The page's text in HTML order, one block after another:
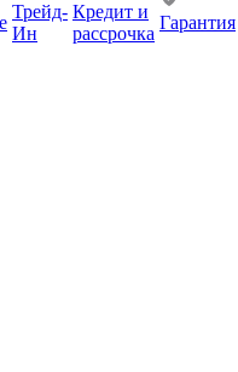
Трейд-
Ин
Кредит и
рассрочка
Гарантия